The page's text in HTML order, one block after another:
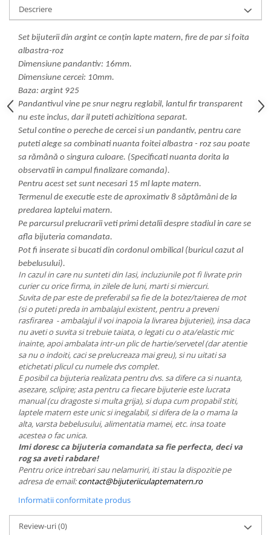
Descriere
Set bijuterii din argint ce conțin lapte matern, fire de par si foita
albastra-roz
Dimensiune pandantiv: 16mm.
Dimensiune cercei: 10mm.
Baza: argint 925
Pandantivul vine pe snur negru reglabil, lantul fir transparent
nu este inclus, dar il puteti achizitiona separat.
Setul contine o pereche de cercei si un pandantiv, pentru care
puteti alege sa combinati nuanta foitei albastra - roz sau poate
sa rămână o singura culoare. (Specificati nuanta dorita la
observatii in campul finalizare comanda).
Pentru acest set sunt necesari 15 ml lapte matern.
Termenul de executie este de aproximativ 8 săptămâni de la
predarea laptelui matern.
Pe parcursul prelucrarii veti primi detalii despre stadiul in care se
afla bijuteria comandata.
Pot fi inserate si bucati din cordonul ombilical (buricul cazut al
bebelusului).
In cazul in care nu sunteti din Iasi, incluziunile pot fi livrate prin
curier cu orice firma, in zilele de luni, marti si miercuri.
Suvita de par este de preferabil sa fie de la botez/taierea de mot
(si o puteti preda in ambalajul existent, pentru a preveni
rasfirarea - ambalajul il voi inapoia la livrarea bijuteriei), insa daca
nu aveti o suvita si trebuie taiata, o legati cu o ata/elastic mic
inainte, apoi ambalata intr-un plic de hartie/servetel (dar atentie
sa nu o indoiti, caci se prelucreaza mai greu), si nu uitati sa
etichetati plicul cu numele dvs complet.
E posibil ca bijuteria realizata pentru dvs. sa difere ca si nuanta,
asezare, sclipire; asta pentru ca fiecare bijuterie este lucrata
manual (cu dragoste si multa grija), si dupa cum propabil stiti,
laptele matern este unic si inegalabil, si difera de la o mama la
alta, varsta bebelusului, alimentatia mamei, etc. insa toate
acestea o fac unica.
Imi doresc ca bijuteria comandata sa fie perfecta, deci va
rog sa aveti rabdare!
Pentru orice intrebari sau nelamuriri, iti stau la dispozitie pe
adresa de email:contact@bijuteriiculaptematern.ro
Informatii conformitate produs
Review-uri(0)